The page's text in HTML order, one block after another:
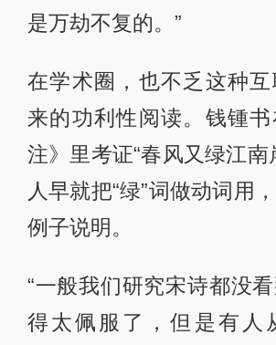
是万劫不复的。”
在学术圈，也不乏这种
来的功利性阅读。钱锺
注》里考证“春风又绿江南
人早就把“绿”词做动词用
例子说明。
“一般我们研究宋诗都没
得太佩服了，但是有人